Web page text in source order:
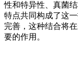
性和特异性、真菌
特点共同构成了这
完善，这种结合将
要的作用。